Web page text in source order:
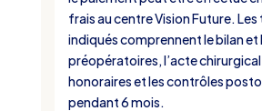
frais au centre Vision Future.
indiqués comprennent le bilan et
préopératoires, l’acte
honoraires et les contrôles
pendant 6 mois.